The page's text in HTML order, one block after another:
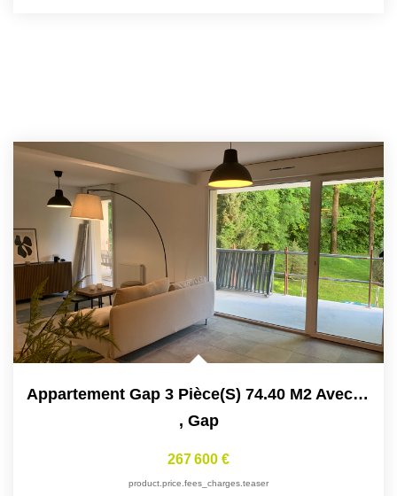
Appartement Gap 3 Pièce(s) 74.40 M2 Avec 21,98 M² De...
, Gap
267 600 €
product.price.fees_charges.teaser